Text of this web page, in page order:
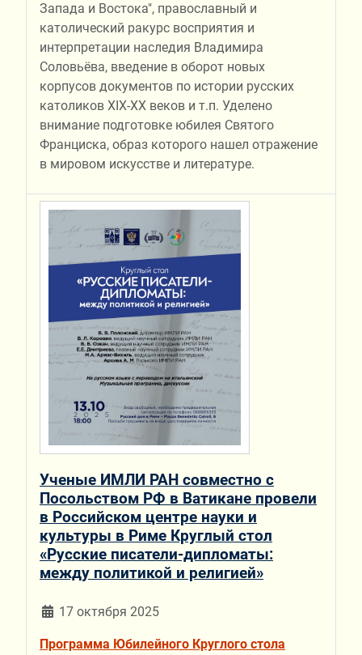
Запада и Востока", православный и
католический ракурс восприятия и
интерпретации наследия Владимира
Соловьёва, введение в оборот новых
корпусов документов по истории русских
католиков ХIХ-ХХ веков и т.п. Уделено
внимание подготовке юбилея Святого
Франциска, образ которого нашел отражение
в мировом искусстве и литературе.
Ученые ИМЛИ РАН совместно с
Посольством РФ в Ватикане провели
в Российском центре науки и
культуры в Риме Круглый стол
«Русские писатели-дипломаты:
между политикой и религией»
17 октября 2025
Программа Юбилейного Круглого стола